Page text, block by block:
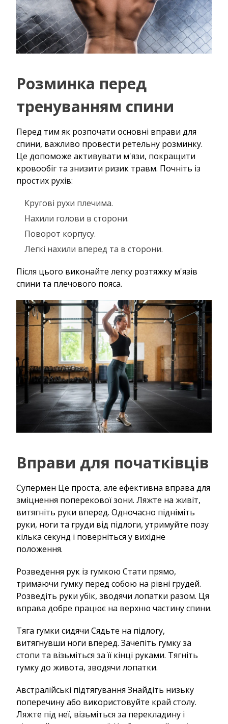
Розминка перед
тренуванням спини
Перед тим як розпочати основні вправи для
спини, важливо провести ретельну розминку.
Це допоможе активувати м'язи, покращити
кровообіг та знизити ризик травм. Почніть із
простих рухів:
Кругові рухи плечима.
Нахили голови в сторони.
Поворот корпусу.
Легкі нахили вперед та в сторони.
Після цього виконайте легку розтяжку м'язів
спини та плечового пояса.
Вправи для початківців
Супермен Це проста, але ефективна вправа для
зміцнення поперекової зони. Ляжте на живіт,
витягніть руки вперед. Одночасно підніміть
руки, ноги та груди від підлоги, утримуйте позу
кілька секунд і поверніться у вихідне
положення.
Розведення рук із гумкою Стати прямо,
тримаючи гумку перед собою на рівні грудей.
Розведіть руки убік, зводячи лопатки разом. Ця
вправа добре працює на верхню частину спини.
Тяга гумки сидячи Сядьте на підлогу,
витягнувши ноги вперед. Зачепіть гумку за
стопи та візьміться за її кінці руками. Тягніть
гумку до живота, зводячи лопатки.
Австралійські підтягування Знайдіть низьку
поперечину або використовуйте край столу.
Ляжте під неї, візьміться за перекладину і